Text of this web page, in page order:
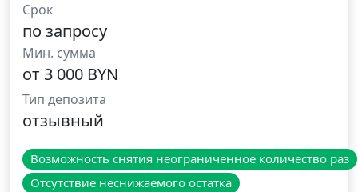
Срок
по запросу
Мин. сумма
от 3 000 BYN
Тип депозита
отзывный
Возможность снятия неограниченное количество раз
Отсутствие неснижаемого остатка